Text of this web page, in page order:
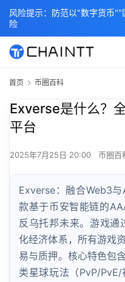
首页 币圈百科
Exverse是什么？
平台
2025年7月25日 20:00 币圈百
Exverse：融合Web3
款基于币安智能链的
反乌托邦未来。游戏通
化经济体系，所有游戏
易与质押。核心特色包
类星球玩法（PvP/
风险提示：防范以"数字货币
险